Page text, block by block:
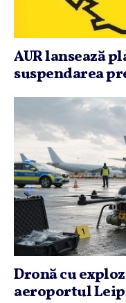
AUR lansează
suspendarea
Dronă cu
aeroportul